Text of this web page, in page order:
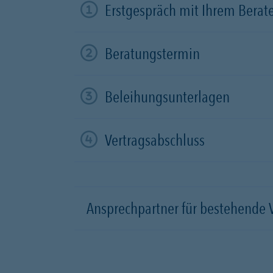
Erstgespräch mit Ihrem
Beratungstermin
Beleihungsunterlagen
Vertragsabschluss
Ansprechpartner für bestehende